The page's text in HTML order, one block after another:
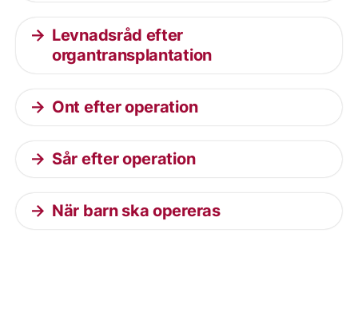
Levnadsråd efter
organtransplantation
Ont efter operation
Sår efter operation
När barn ska opereras